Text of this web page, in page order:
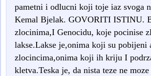
pametni i odlucni koji toje iaz svoga
Kemal Bjelak. GOVORITI ISTINU.
zlocinima,I Genocidu, koje pocinise
lakse.Lakse je,onima koji su pobijeni
zlocincima,onima koji ih kriju I
kletva.Teska je, da nista teze ne